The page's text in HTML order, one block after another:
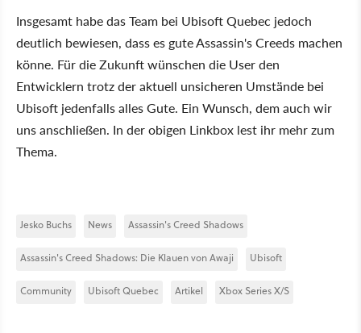
Insgesamt habe das Team bei Ubisoft Quebec jedoch
deutlich bewiesen, dass es gute Assassin's Creeds machen
könne. Für die Zukunft wünschen die User den
Entwicklern trotz der aktuell unsicheren Umstände bei
Ubisoft jedenfalls alles Gute. Ein Wunsch, dem auch wir
uns anschließen. In der obigen Linkbox lest ihr mehr zum
Thema.
Jesko Buchs News Assassin's Creed Shadows
Assassin's Creed Shadows: Die Klauen von Awaji Ubisoft
Community Ubisoft Quebec Artikel Xbox Series X/S